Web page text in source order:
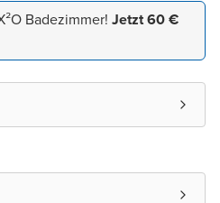
Badezimmer! Jetzt 60 €